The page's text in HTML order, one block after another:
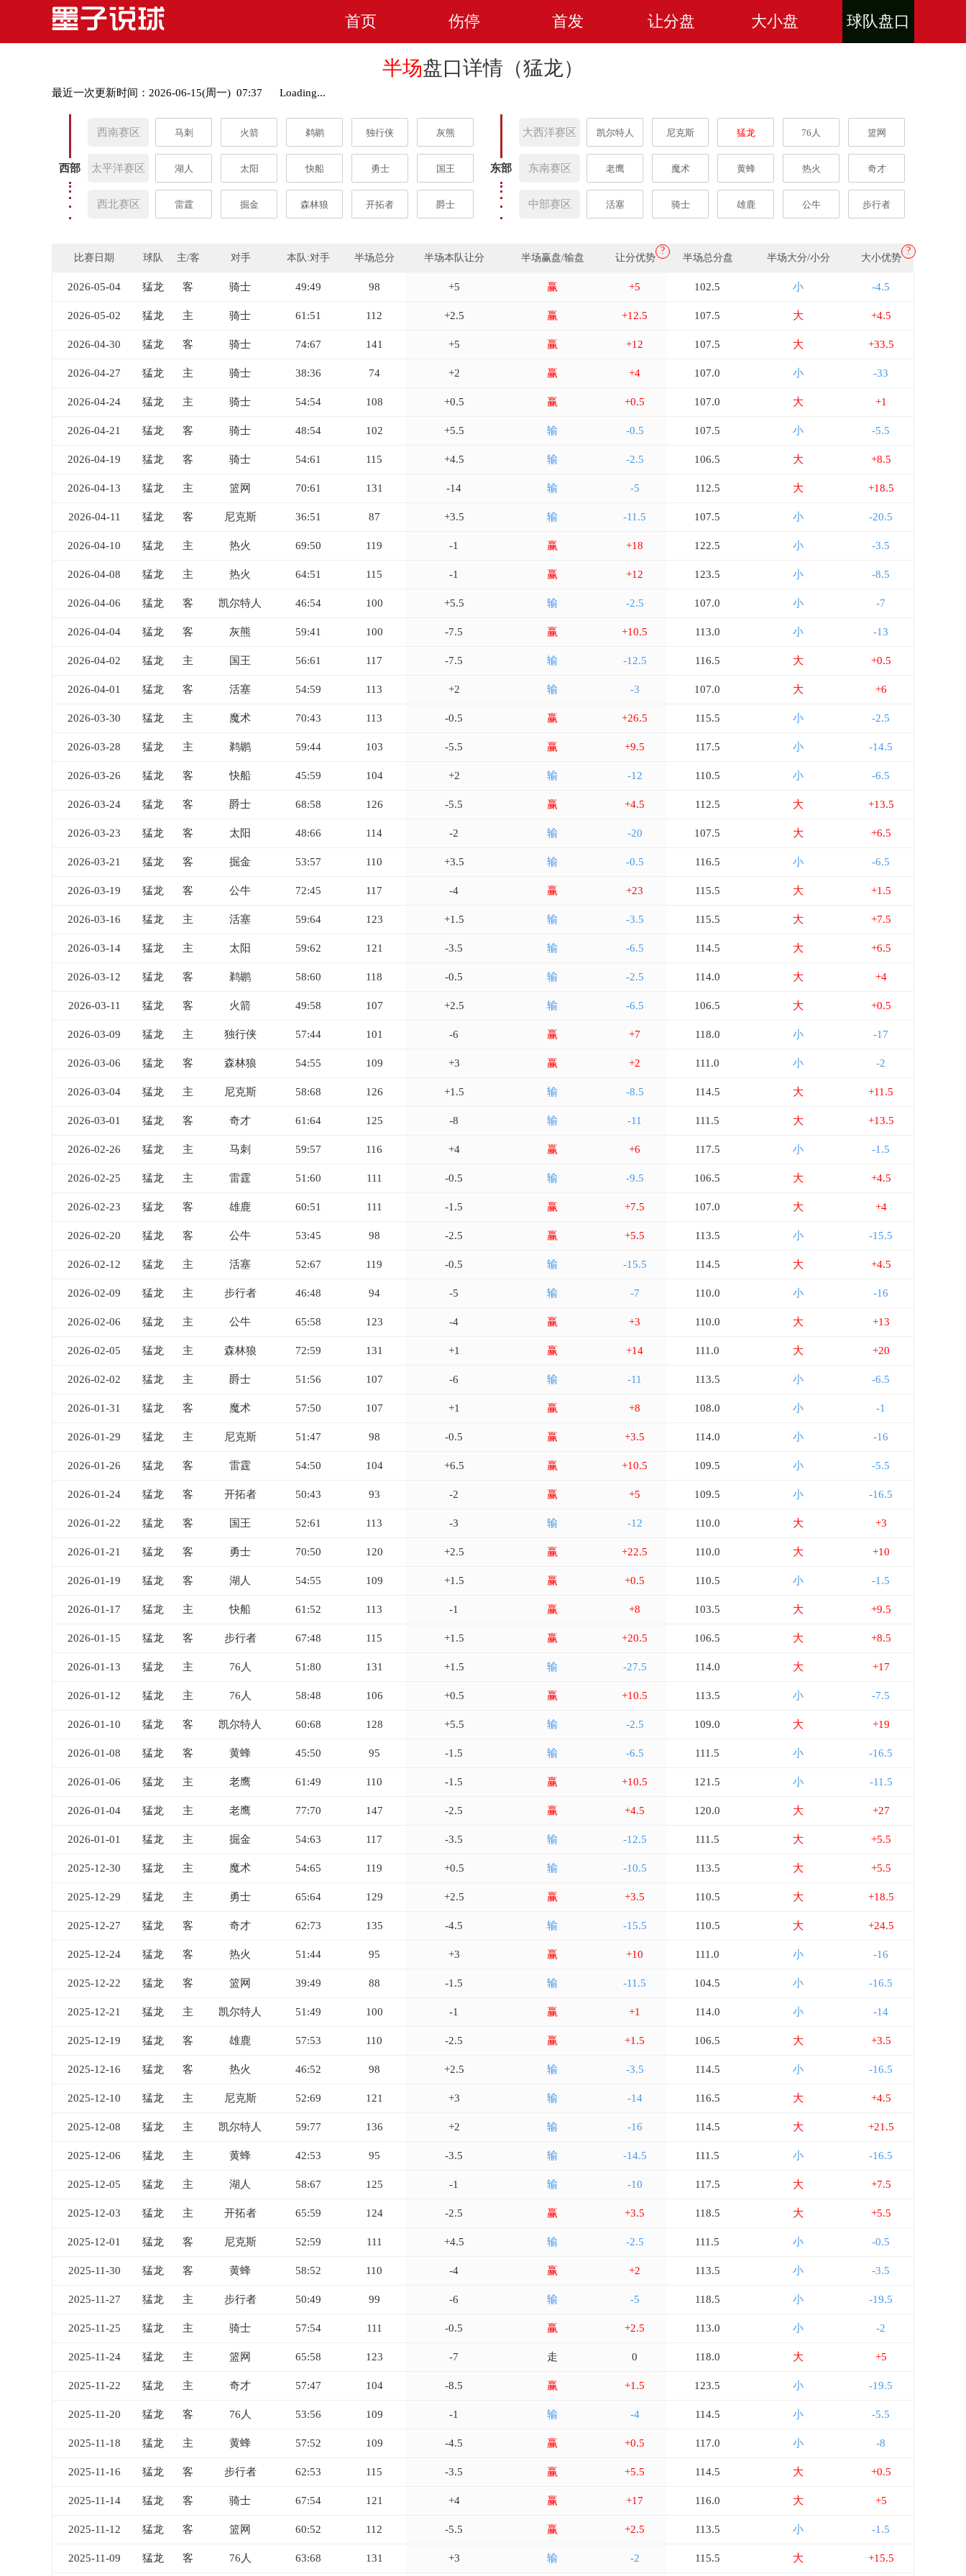
首页 伤停 首发 让分盘 大小盘 球队盘口
半场盘口详情（猛龙）
最近一次更新时间：2026-06-15(周一) 07:37 Loading...
西部
西南赛区 马刺 火箭 鹈鹕 独行侠 灰熊
太平洋赛区 湖人 太阳 快船 勇士 国王
西北赛区 雷霆 掘金 森林狼 开拓者 爵士
东部
大西洋赛区 凯尔特人 尼克斯 猛龙 76人 篮网
东南赛区 老鹰 魔术 黄蜂 热火 奇才
中部赛区 活塞 骑士 雄鹿 公牛 步行者
比赛日期 球队 主/客 对手 本队:对手 半场总分 半场本队让分 半场赢盘/输盘 让分优势
?
半场总分盘 半场大分/小分 大小优势
?
2026-05-04 猛龙 客 骑士 49:49 98 +5 赢 +5 102.5 小 -4.5
2026-05-02 猛龙 主 骑士 61:51 112 +2.5 赢 +12.5 107.5 大 +4.5
2026-04-30 猛龙 客 骑士 74:67 141 +5 赢 +12 107.5 大 +33.5
2026-04-27 猛龙 主 骑士 38:36 74 +2 赢 +4 107.0 小 -33
2026-04-24 猛龙 主 骑士 54:54 108 +0.5 赢 +0.5 107.0 大 +1
2026-04-21 猛龙 客 骑士 48:54 102 +5.5 输 -0.5 107.5 小 -5.5
2026-04-19 猛龙 客 骑士 54:61 115 +4.5 输 -2.5 106.5 大 +8.5
2026-04-13 猛龙 主 篮网 70:61 131 -14 输 -5 112.5 大 +18.5
2026-04-11 猛龙 客 尼克斯 36:51 87 +3.5 输 -11.5 107.5 小 -20.5
2026-04-10 猛龙 主 热火 69:50 119 -1 赢 +18 122.5 小 -3.5
2026-04-08 猛龙 主 热火 64:51 115 -1 赢 +12 123.5 小 -8.5
2026-04-06 猛龙 客 凯尔特人 46:54 100 +5.5 输 -2.5 107.0 小 -7
2026-04-04 猛龙 客 灰熊 59:41 100 -7.5 赢 +10.5 113.0 小 -13
2026-04-02 猛龙 主 国王 56:61 117 -7.5 输 -12.5 116.5 大 +0.5
2026-04-01 猛龙 客 活塞 54:59 113 +2 输 -3 107.0 大 +6
2026-03-30 猛龙 主 魔术 70:43 113 -0.5 赢 +26.5 115.5 小 -2.5
2026-03-28 猛龙 主 鹈鹕 59:44 103 -5.5 赢 +9.5 117.5 小 -14.5
2026-03-26 猛龙 客 快船 45:59 104 +2 输 -12 110.5 小 -6.5
2026-03-24 猛龙 客 爵士 68:58 126 -5.5 赢 +4.5 112.5 大 +13.5
2026-03-23 猛龙 客 太阳 48:66 114 -2 输 -20 107.5 大 +6.5
2026-03-21 猛龙 客 掘金 53:57 110 +3.5 输 -0.5 116.5 小 -6.5
2026-03-19 猛龙 客 公牛 72:45 117 -4 赢 +23 115.5 大 +1.5
2026-03-16 猛龙 主 活塞 59:64 123 +1.5 输 -3.5 115.5 大 +7.5
2026-03-14 猛龙 主 太阳 59:62 121 -3.5 输 -6.5 114.5 大 +6.5
2026-03-12 猛龙 客 鹈鹕 58:60 118 -0.5 输 -2.5 114.0 大 +4
2026-03-11 猛龙 客 火箭 49:58 107 +2.5 输 -6.5 106.5 大 +0.5
2026-03-09 猛龙 主 独行侠 57:44 101 -6 赢 +7 118.0 小 -17
2026-03-06 猛龙 客 森林狼 54:55 109 +3 赢 +2 111.0 小 -2
2026-03-04 猛龙 主 尼克斯 58:68 126 +1.5 输 -8.5 114.5 大 +11.5
2026-03-01 猛龙 客 奇才 61:64 125 -8 输 -11 111.5 大 +13.5
2026-02-26 猛龙 主 马刺 59:57 116 +4 赢 +6 117.5 小 -1.5
2026-02-25 猛龙 主 雷霆 51:60 111 -0.5 输 -9.5 106.5 大 +4.5
2026-02-23 猛龙 客 雄鹿 60:51 111 -1.5 赢 +7.5 107.0 大 +4
2026-02-20 猛龙 客 公牛 53:45 98 -2.5 赢 +5.5 113.5 小 -15.5
2026-02-12 猛龙 主 活塞 52:67 119 -0.5 输 -15.5 114.5 大 +4.5
2026-02-09 猛龙 主 步行者 46:48 94 -5 输 -7 110.0 小 -16
2026-02-06 猛龙 主 公牛 65:58 123 -4 赢 +3 110.0 大 +13
2026-02-05 猛龙 主 森林狼 72:59 131 +1 赢 +14 111.0 大 +20
2026-02-02 猛龙 主 爵士 51:56 107 -6 输 -11 113.5 小 -6.5
2026-01-31 猛龙 客 魔术 57:50 107 +1 赢 +8 108.0 小 -1
2026-01-29 猛龙 主 尼克斯 51:47 98 -0.5 赢 +3.5 114.0 小 -16
2026-01-26 猛龙 客 雷霆 54:50 104 +6.5 赢 +10.5 109.5 小 -5.5
2026-01-24 猛龙 客 开拓者 50:43 93 -2 赢 +5 109.5 小 -16.5
2026-01-22 猛龙 客 国王 52:61 113 -3 输 -12 110.0 大 +3
2026-01-21 猛龙 客 勇士 70:50 120 +2.5 赢 +22.5 110.0 大 +10
2026-01-19 猛龙 客 湖人 54:55 109 +1.5 赢 +0.5 110.5 小 -1.5
2026-01-17 猛龙 主 快船 61:52 113 -1 赢 +8 103.5 大 +9.5
2026-01-15 猛龙 客 步行者 67:48 115 +1.5 赢 +20.5 106.5 大 +8.5
2026-01-13 猛龙 主 76人 51:80 131 +1.5 输 -27.5 114.0 大 +17
2026-01-12 猛龙 主 76人 58:48 106 +0.5 赢 +10.5 113.5 小 -7.5
2026-01-10 猛龙 客 凯尔特人 60:68 128 +5.5 输 -2.5 109.0 大 +19
2026-01-08 猛龙 客 黄蜂 45:50 95 -1.5 输 -6.5 111.5 小 -16.5
2026-01-06 猛龙 主 老鹰 61:49 110 -1.5 赢 +10.5 121.5 小 -11.5
2026-01-04 猛龙 主 老鹰 77:70 147 -2.5 赢 +4.5 120.0 大 +27
2026-01-01 猛龙 主 掘金 54:63 117 -3.5 输 -12.5 111.5 大 +5.5
2025-12-30 猛龙 主 魔术 54:65 119 +0.5 输 -10.5 113.5 大 +5.5
2025-12-29 猛龙 主 勇士 65:64 129 +2.5 赢 +3.5 110.5 大 +18.5
2025-12-27 猛龙 客 奇才 62:73 135 -4.5 输 -15.5 110.5 大 +24.5
2025-12-24 猛龙 客 热火 51:44 95 +3 赢 +10 111.0 小 -16
2025-12-22 猛龙 客 篮网 39:49 88 -1.5 输 -11.5 104.5 小 -16.5
2025-12-21 猛龙 主 凯尔特人 51:49 100 -1 赢 +1 114.0 小 -14
2025-12-19 猛龙 客 雄鹿 57:53 110 -2.5 赢 +1.5 106.5 大 +3.5
2025-12-16 猛龙 客 热火 46:52 98 +2.5 输 -3.5 114.5 小 -16.5
2025-12-10 猛龙 主 尼克斯 52:69 121 +3 输 -14 116.5 大 +4.5
2025-12-08 猛龙 主 凯尔特人 59:77 136 +2 输 -16 114.5 大 +21.5
2025-12-06 猛龙 主 黄蜂 42:53 95 -3.5 输 -14.5 111.5 小 -16.5
2025-12-05 猛龙 主 湖人 58:67 125 -1 输 -10 117.5 大 +7.5
2025-12-03 猛龙 主 开拓者 65:59 124 -2.5 赢 +3.5 118.5 大 +5.5
2025-12-01 猛龙 客 尼克斯 52:59 111 +4.5 输 -2.5 111.5 小 -0.5
2025-11-30 猛龙 客 黄蜂 58:52 110 -4 赢 +2 113.5 小 -3.5
2025-11-27 猛龙 主 步行者 50:49 99 -6 输 -5 118.5 小 -19.5
2025-11-25 猛龙 主 骑士 57:54 111 -0.5 赢 +2.5 113.0 小 -2
2025-11-24 猛龙 主 篮网 65:58 123 -7 走 0 118.0 大 +5
2025-11-22 猛龙 主 奇才 57:47 104 -8.5 赢 +1.5 123.5 小 -19.5
2025-11-20 猛龙 客 76人 53:56 109 -1 输 -4 114.5 小 -5.5
2025-11-18 猛龙 主 黄蜂 57:52 109 -4.5 赢 +0.5 117.0 小 -8
2025-11-16 猛龙 客 步行者 62:53 115 -3.5 赢 +5.5 114.5 大 +0.5
2025-11-14 猛龙 客 骑士 67:54 121 +4 赢 +17 116.0 大 +5
2025-11-12 猛龙 客 篮网 60:52 112 -5.5 赢 +2.5 113.5 小 -1.5
2025-11-09 猛龙 客 76人 63:68 131 +3 输 -2 115.5 大 +15.5